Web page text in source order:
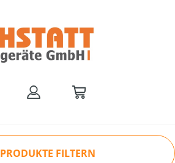
PRODUKTE FILTERN